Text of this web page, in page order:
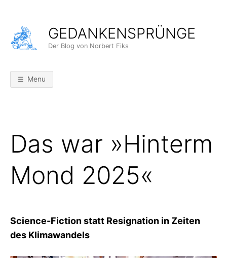
content
GEDANKENSPRÜNGE
Der Blog von Norbert Fiks
Menu
Das war »Hinterm
Mond 2025«
Science-Fiction statt Resignation in Zeiten
des Klimawandels